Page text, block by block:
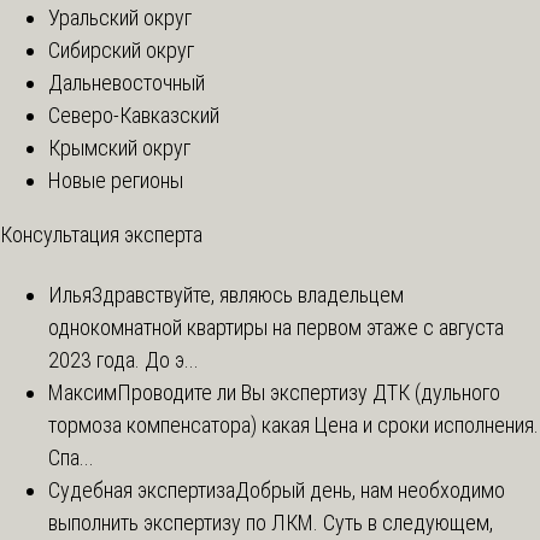
Уральский округ
Сибирский округ
Дальневосточный
Северо-Кавказский
Крымский округ
Новые регионы
Консультация эксперта
ИльяЗдравствуйте, являюсь владельцем
однокомнатной квартиры на первом этаже с августа
2023 года. До э...
МаксимПроводите ли Вы экспертизу ДТК (дульного
тормоза компенсатора) какая Цена и сроки исполнения.
Спа...
Судебная экспертизаДобрый день, нам необходимо
выполнить экспертизу по ЛКМ. Суть в следующем,